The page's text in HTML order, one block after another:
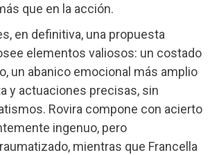
que en la acción.
en definitiva, una propuesta
elementos valiosos: un costado
un abanico emocional más amplio
y actuaciones precisas, sin
Rovira compone con acierto
ingenuo, pero
mientras que Francella